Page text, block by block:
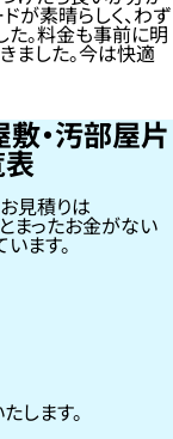
が素晴らしく、わず
。料金も事前に明
ました。今は快適
・汚部屋片
見積りは
まったお金がない
ます。
します。